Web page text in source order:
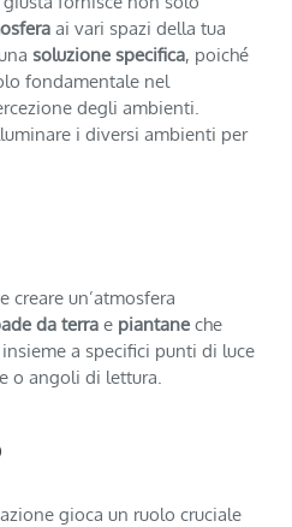
ai vari spazi della tua
soluzione specifica, poiché
fondamentale nel
degli ambienti.
i diversi ambienti per
creare un’atmosfera
da terra e piantane che
a specifici punti di luce
o angoli di lettura.
gioca un ruolo cruciale